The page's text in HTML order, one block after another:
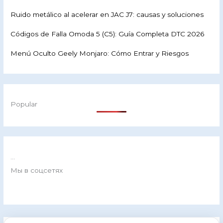
Ruido metálico al acelerar en JAC J7: causas y soluciones
Códigos de Falla Omoda 5 (C5): Guía Completa DTC 2026
Menú Oculto Geely Monjaro: Cómo Entrar y Riesgos
Popular
Мы в соцсетях